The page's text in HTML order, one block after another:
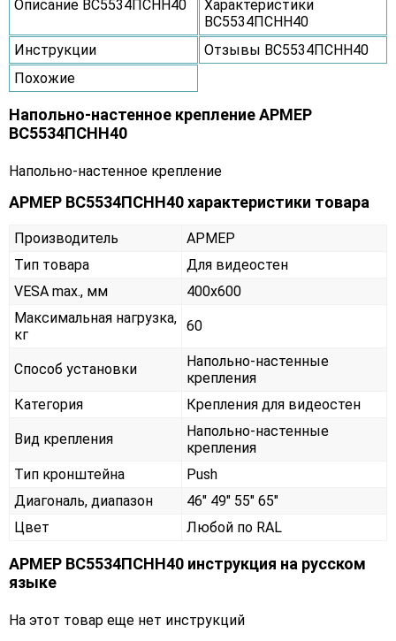
Описание ВС5534ПСНН40
Характеристики
ВС5534ПСНН40
Инструкции
Отзывы ВС5534ПСНН40
Похожие
Напольно-настенное крепление АРМЕР
ВС5534ПСНН40
Напольно-настенное крепление
АРМЕР ВС5534ПСНН40 характеристики товара
Производитель
АРМЕР
Тип товара
Для видеостен
VESA max., мм
400х600
Максимальная нагрузка,
кг
60
Способ установки
Напольно-настенные
крепления
Категория
Крепления для видеостен
Вид крепления
Напольно-настенные
крепления
Тип кронштейна
Push
Диагональ, диапазон
46" 49" 55" 65"
Цвет
Любой по RAL
АРМЕР ВС5534ПСНН40 инструкция на русском
языке
На этот товар еще нет инструкций